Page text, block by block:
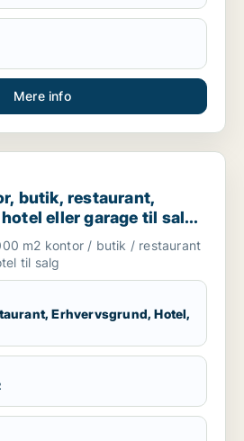
Mere info
restaurant, erhvervsgrund, hotel
butik, restaurant,
eller garage til salg i
Lyngby eller
m2 kontor / butik / restaurant
til salg
Erhvervsgrund, Hotel,